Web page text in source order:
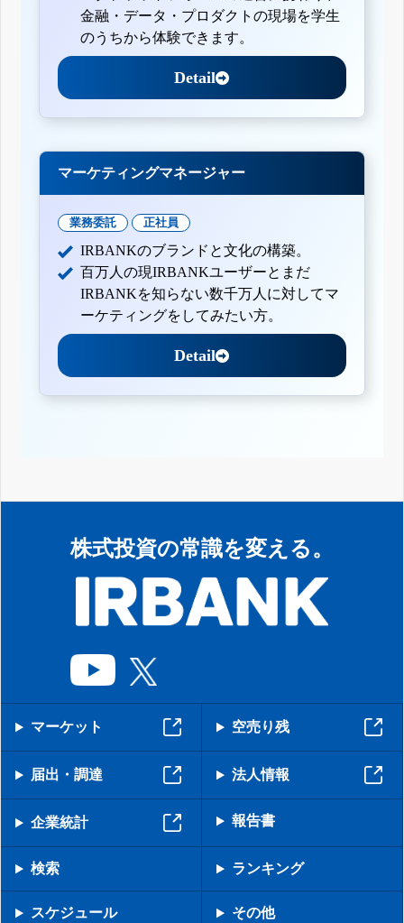
金融・データ・プロダクトの現場を学生
のうちから体験できます。
Detail
マーケティングマネージャー
業務委託 正社員
IRBANKのブランドと文化の構築。
百万人の現IRBANKユーザーとまだ
IRBANKを知らない数千万人に対してマ
ーケティングをしてみたい方。
Detail
株式投資の常識を変える。
マーケット 空売り残
届出・調達 法人情報
企業統計 報告書
検索 ランキング
スケジュール その他